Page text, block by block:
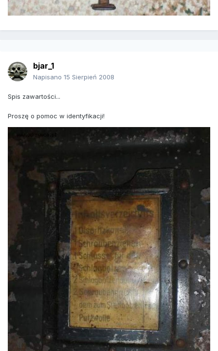
bjar_1
Napisano 15 Sierpień 2008
Spis zawartości...
Proszę o pomoc w identyfikacji!